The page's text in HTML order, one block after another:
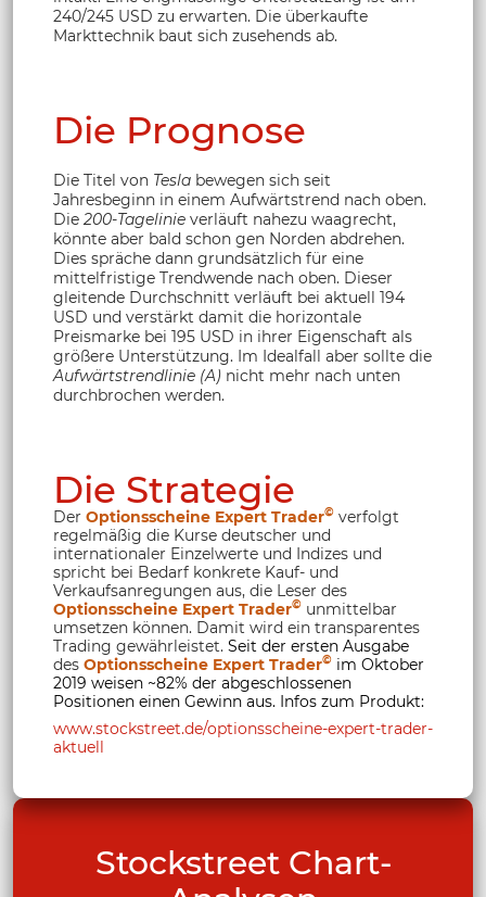
240/245 USD zu erwarten. Die überkaufte
Markttechnik baut sich zusehends ab.
Die Prognose
Die Titel von Tesla bewegen sich seit
Jahresbeginn in einem Aufwärtstrend nach oben.
Die 200-Tagelinie verläuft nahezu waagrecht,
könnte aber bald schon gen Norden abdrehen.
Dies spräche dann grundsätzlich für eine
mittelfristige Trendwende nach oben. Dieser
gleitende Durchschnitt verläuft bei aktuell 194
USD und verstärkt damit die horizontale
Preismarke bei 195 USD in ihrer Eigenschaft als
größere Unterstützung. Im Idealfall aber sollte die
Aufwärtstrendlinie (A) nicht mehr nach unten
durchbrochen werden.
Die Strategie
Der Optionsscheine Expert Trader© verfolgt
regelmäßig die Kurse deutscher und
internationaler Einzelwerte und Indizes und
spricht bei Bedarf konkrete Kauf- und
Verkaufsanregungen aus, die Leser des
Optionsscheine Expert Trader© unmittelbar
umsetzen können. Damit wird ein transparentes
Trading gewährleistet. Seit der ersten Ausgabe
des Optionsscheine Expert Trader© im Oktober
2019 weisen ~82% der abgeschlossenen
Positionen einen Gewinn aus. Infos zum Produkt:
www.stockstreet.de/optionsscheine-expert-trader-
aktuell
Stockstreet Chart-